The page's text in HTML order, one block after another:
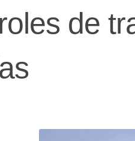
de